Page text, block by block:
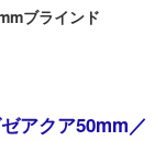
ブラインド
アクア50mm／